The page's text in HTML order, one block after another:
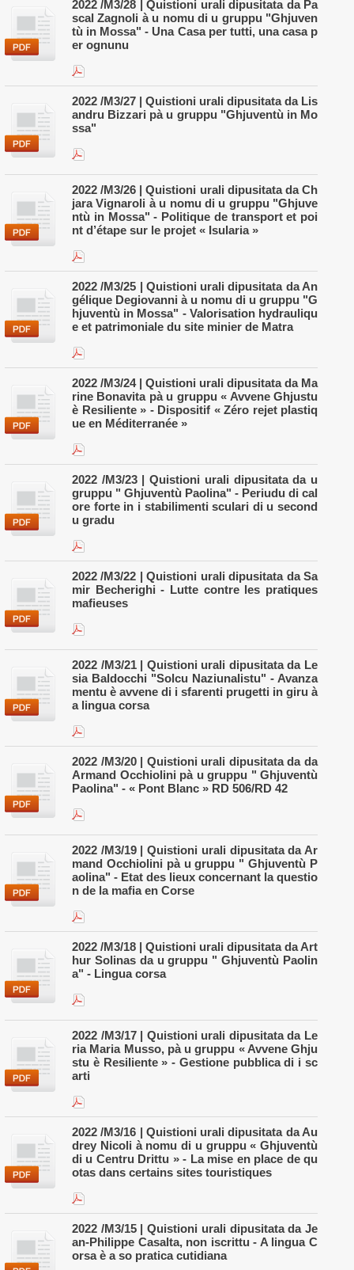
2022 /M3/28 | Quistioni urali dipusitata da Pa
scal Zagnoli à u nomu di u gruppu "Ghjuven
tù in Mossa" - Una Casa per tutti, una casa p
er ognunu
2022 /M3/27 | Quistioni urali dipusitata da Lis
andru Bizzari pà u gruppu "Ghjuventù in Mo
ssa"
2022 /M3/26 | Quistioni urali dipusitata da Ch
jara Vignaroli à u nomu di u gruppu "Ghjuve
ntù in Mossa" - Politique de transport et poi
nt d’étape sur le projet « Isularia »
2022 /M3/25 | Quistioni urali dipusitata da An
gélique Degiovanni à u nomu di u gruppu "G
hjuventù in Mossa" - Valorisation hydrauliqu
e et patrimoniale du site minier de Matra
2022 /M3/24 | Quistioni urali dipusitata da Ma
rine Bonavita pà u gruppu « Avvene Ghjustu
è Resiliente » - Dispositif « Zéro rejet plastiq
ue en Méditerranée »
2022 /M3/23 | Quistioni urali dipusitata da u
gruppu " Ghjuventù Paolina" - Periudu di cal
ore forte in i stabilimenti sculari di u second
u gradu
2022 /M3/22 | Quistioni urali dipusitata da Sa
mir Becherighi - Lutte contre les pratiques
mafieuses
2022 /M3/21 | Quistioni urali dipusitata da Le
sia Baldocchi "Solcu Naziunalistu" - Avanza
mentu è avvene di i sfarenti prugetti in giru à
a lingua corsa
2022 /M3/20 | Quistioni urali dipusitata da da
Armand Occhiolini pà u gruppu " Ghjuventù
Paolina" - « Pont Blanc » RD 506/RD 42
2022 /M3/19 | Quistioni urali dipusitata da Ar
mand Occhiolini pà u gruppu " Ghjuventù P
aolina" - Etat des lieux concernant la questio
n de la mafia en Corse
2022 /M3/18 | Quistioni urali dipusitata da Art
hur Solinas da u gruppu " Ghjuventù Paolin
a" - Lingua corsa
2022 /M3/17 | Quistioni urali dipusitata da Le
ria Maria Musso, pà u gruppu « Avvene Ghju
stu è Resiliente » - Gestione pubblica di i sc
arti
2022 /M3/16 | Quistioni urali dipusitata da Au
drey Nicoli à nomu di u gruppu « Ghjuventù
di u Centru Drittu » - La mise en place de qu
otas dans certains sites touristiques
2022 /M3/15 | Quistioni urali dipusitata da Je
an-Philippe Casalta, non iscrittu - A lingua C
orsa è a so pratica cutidiana